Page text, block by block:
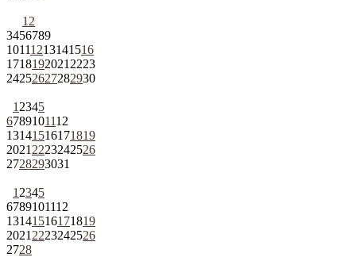
1 2
3456789
10111213141516
1718192021 2223
24252627282930
1 2345
6789101112
13141516171819
2021 2223242526
2728293031
1 2345
6789101112
13141516171819
2021 2223242526
2728